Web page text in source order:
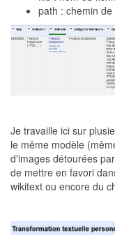
path : chemin
Je travaille ici sur
le même modèle
d'images détourées
de mettre en favori
wikitext ou encore du